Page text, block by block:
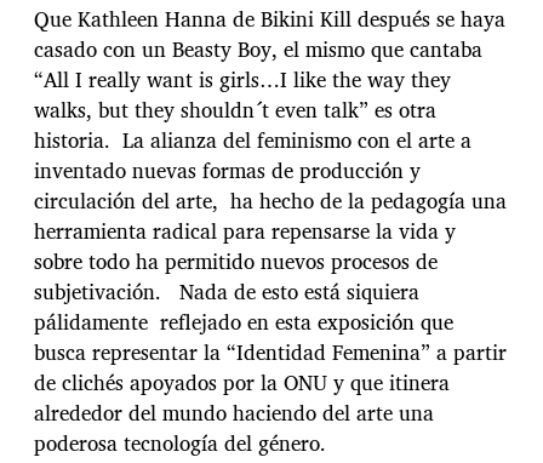
Que Kathleen Hanna de Bikini Kill después se haya
casado con un Beasty Boy, el mismo que cantaba
“All I really want is girls…I like the way they
walks, but they shouldn´t even talk” es otra
historia. La alianza del feminismo con el arte a
inventado nuevas formas de producción y
circulación del arte, ha hecho de la pedagogía una
herramienta radical para repensarse la vida y
sobre todo ha permitido nuevos procesos de
subjetivación. Nada de esto está siquiera
pálidamente reflejado en esta exposición que
busca representar la “Identidad Femenina” a partir
de clichés apoyados por la ONU y que itinera
alrededor del mundo haciendo del arte una
poderosa tecnología del género.